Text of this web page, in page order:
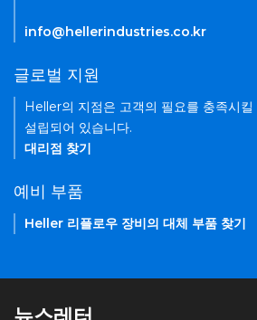
info@hellerindustries.co.kr
글로벌 지원
Heller의 지점은 고객의 필요를 충족시킬
설립되어 있습니다.
대리점 찾기
예비 부품
Heller 리플로우 장비의 대체 부품 찾기